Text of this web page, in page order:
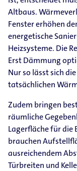
Altbaus.
Fenster erhöhen
energetische
Heizsysteme. Die
Erst Dämmung
Nur so lässt sich
tatsächlichen
Zudem bringen
räumliche
Lagerfläche für
brauchen
ausreichendem
Türbreiten und